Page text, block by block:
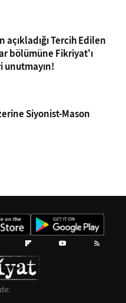
açıkladığı Tercih Edilen
bölümüne Fikriyat'ı
unutmayın!
Siyonist-Mason